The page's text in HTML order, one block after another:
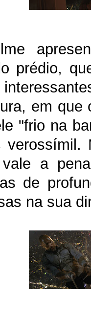
prédio,
em que
"frio na
verossímil.
a
de
na sua